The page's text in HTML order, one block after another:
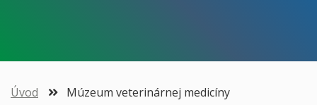
Úvod Múzeum veterinárnej medicíny